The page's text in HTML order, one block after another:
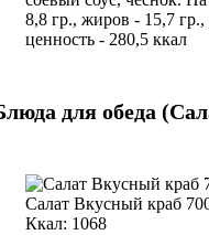
8,8 гр., жиров - 15,7 гр.,
ценность - 280,5 ккал
для обеда
Салат Вкусный краб
Ккал: 1068